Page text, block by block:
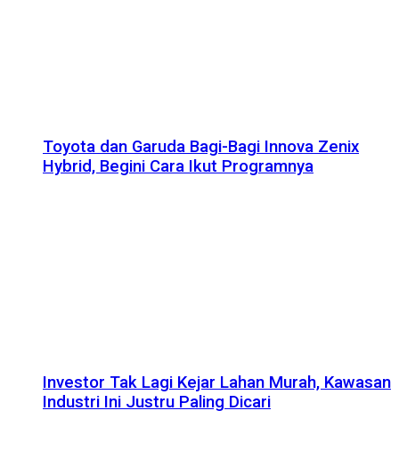
Toyota dan Garuda Bagi-Bagi Innova Zenix
Hybrid, Begini Cara Ikut Programnya
Investor Tak Lagi Kejar Lahan Murah, Kawasan
Industri Ini Justru Paling Dicari